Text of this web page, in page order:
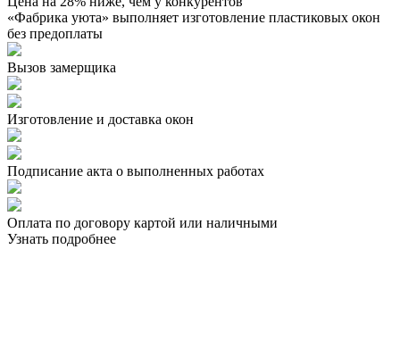
«Фабрика уюта» выполняет изготовление пластиковых окон
без предоплаты
Вызов замерщика
Изготовление и доставка окон
Подписание акта о выполненных работах
Оплата по договору картой или наличными
Узнать подробнее